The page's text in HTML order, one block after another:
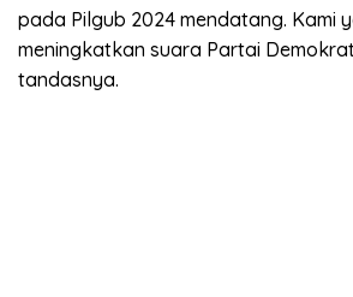
pada Pilgub 2024 mendatang. Kami
meningkatkan suara Partai
tandasnya.